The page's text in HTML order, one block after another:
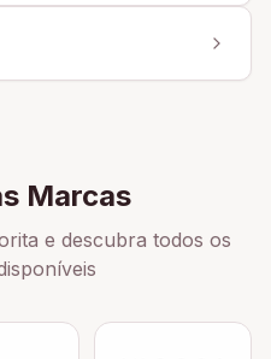
Marcas
e descubra todos os